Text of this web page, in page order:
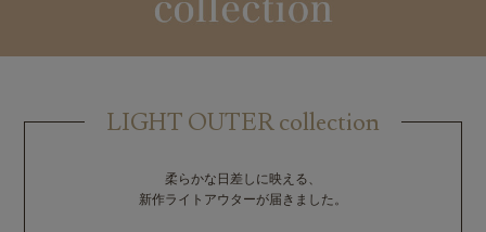
LIGHT OUTER collection
柔らかな日差しに映える、
新作ライトアウターが届きました。